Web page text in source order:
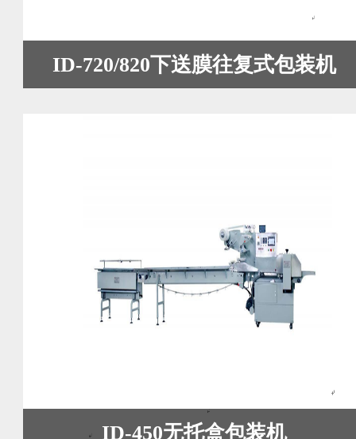
ID-720/820下送膜往复式包装机
ID-450无托盒包装机